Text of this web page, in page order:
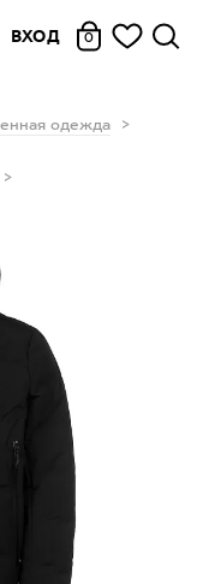
ВХОД 0
одежда